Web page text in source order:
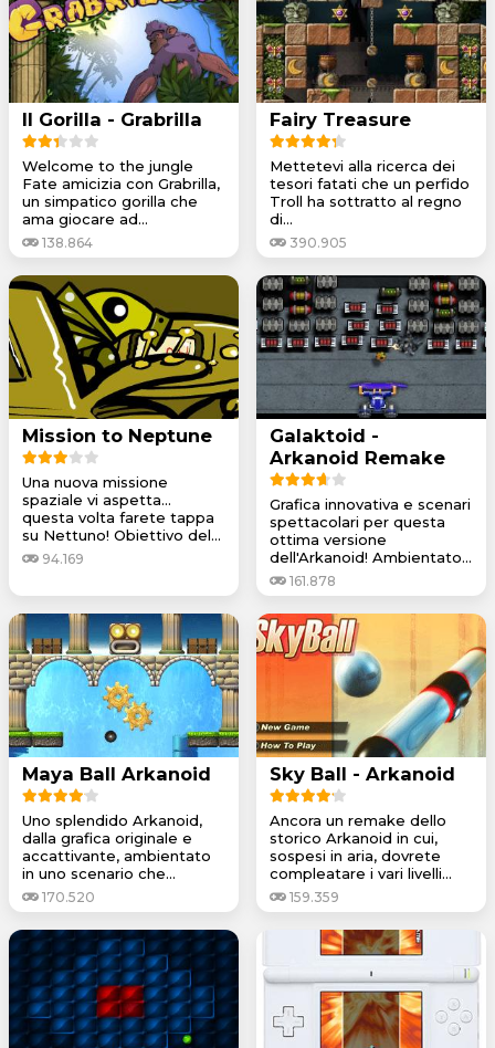
Il Gorilla - Grabrilla
Welcome to the jungle
Fate amicizia con Grabrilla,
un simpatico gorilla che
ama giocare ad...
138.864
Fairy Treasure
Mettetevi alla ricerca dei
tesori fatati che un perfido
Troll ha sottratto al regno
di...
390.905
Mission to Neptune
Una nuova missione
spaziale vi aspetta...
questa volta farete tappa
su Nettuno! Obiettivo del...
94.169
Galaktoid -
Arkanoid Remake
Grafica innovativa e scenari
spettacolari per questa
ottima versione
dell'Arkanoid! Ambientato...
161.878
Maya Ball Arkanoid
Uno splendido Arkanoid,
dalla grafica originale e
accattivante, ambientato
in uno scenario che...
170.520
Sky Ball - Arkanoid
Ancora un remake dello
storico Arkanoid in cui,
sospesi in aria, dovrete
compleatare i vari livelli...
159.359